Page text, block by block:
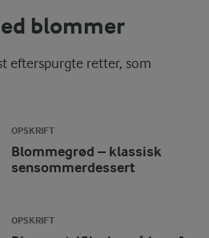
blommer
efterspurgte retter, som
OPSKRIFT
Blommegrød – klassisk
sensommerdessert
OPSKRIFT